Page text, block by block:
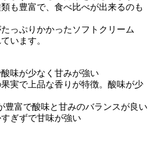
も豊富で、食べ比べが出来るのも
っぷりかかったソフトクリーム
います。
味が少なく甘みが強い
実で上品な香りが特徴。酸味が少
富で酸味と甘みのバランスが良い
ぎずで甘味が強い